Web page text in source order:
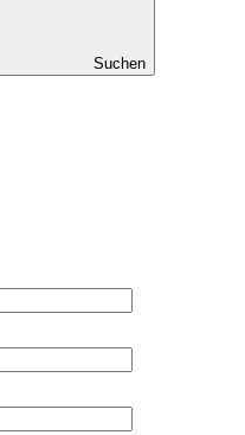
Suchen